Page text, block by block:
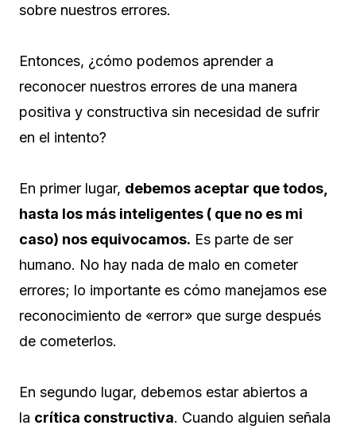
sobre nuestros errores.
Entonces, ¿cómo podemos aprender a
reconocer nuestros errores de una manera
positiva y constructiva sin necesidad de sufrir
en el intento?
En primer lugar, debemos aceptar que todos,
hasta los más inteligentes ( que no es mi
caso) nos equivocamos. Es parte de ser
humano. No hay nada de malo en cometer
errores; lo importante es cómo manejamos ese
reconocimiento de «error» que surge después
de cometerlos.
En segundo lugar, debemos estar abiertos a
la crítica constructiva. Cuando alguien señala